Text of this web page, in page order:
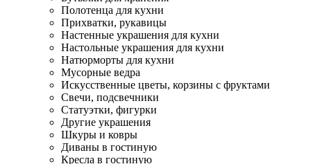
Полотенца для кухни
Прихватки, рукавицы
Настенные украшения для кухни
Настольные украшения для кухни
Натюрморты для кухни
Мусорные ведра
Искусственные цветы, корзины с фруктами
Свечи, подсвечники
Статуэтки, фигурки
Другие украшения
Шкуры и ковры
Диваны в гостиную
Кресла в гостиную